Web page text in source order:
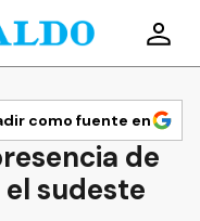
como fuente en
de
sudeste